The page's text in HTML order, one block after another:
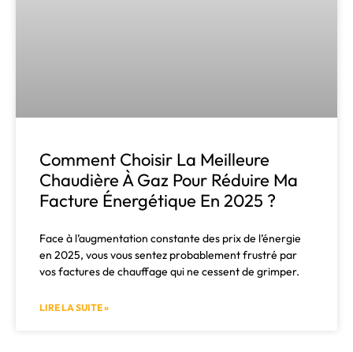
Comment Choisir La Meilleure
Chaudière À Gaz Pour Réduire Ma
Facture Énergétique En 2025 ?
Face à l’augmentation constante des prix de l’énergie
en 2025, vous vous sentez probablement frustré par
vos factures de chauffage qui ne cessent de grimper.
LIRE LA SUITE »